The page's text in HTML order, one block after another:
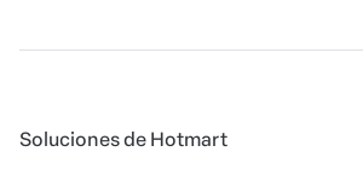
Soluciones de Hotmart